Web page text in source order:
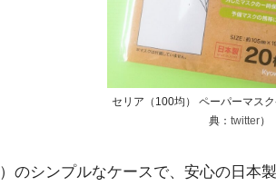
セリア（100均） ペーパーマス
典： twitter）
のシンプルなケースで、安心の日本製